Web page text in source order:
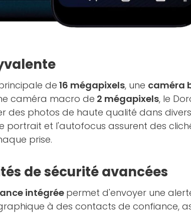
de 16 mégapixels, une caméra
caméra macro de 2 mégapixels, le
des photos de haute qualité dans
portrait et l'autofocus assurent des
prise.
de sécurité avancées
intégrée permet d'envoyer une
à des contacts de confiance,